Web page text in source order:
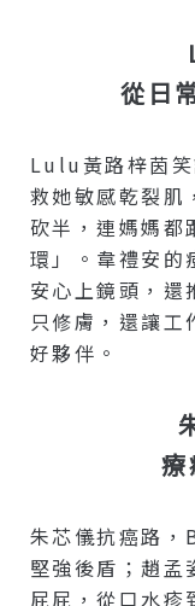
從日
Lulu黃路梓茵笑
救她敏感乾裂肌
砍半，連媽媽都
環」。韋禮安
安心上鏡頭，還
只修膚，還讓
好夥伴。
療
朱芯儀抗癌路，
堅強後盾；趙孟
屁屁，從口水疹